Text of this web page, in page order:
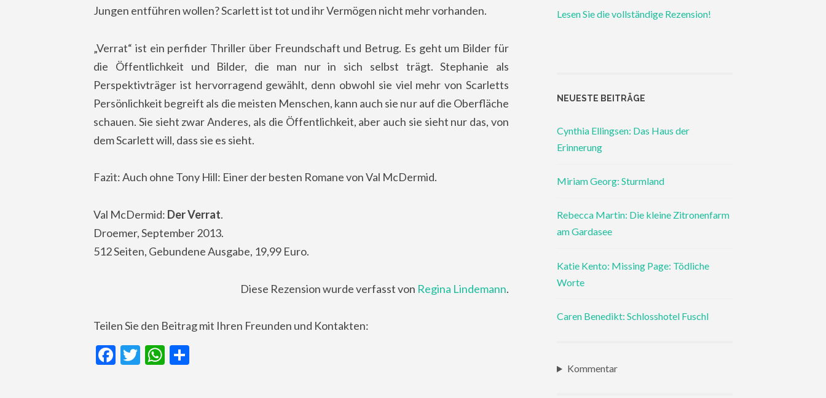
Jungen entführen wollen? Scarlett ist tot und ihr Vermögen nicht mehr vorhanden.
„Verrat“ ist ein perfider Thriller über Freundschaft und Betrug. Es geht um Bilder für
die Öffentlichkeit und Bilder, die man nur in sich selbst trägt. Stephanie als
Perspektivträger ist hervorragend gewählt, denn obwohl sie viel mehr von Scarletts
Persönlichkeit begreift als die meisten Menschen, kann auch sie nur auf die Oberfläche
schauen. Sie sieht zwar Anderes, als die Öffentlichkeit, aber auch sie sieht nur das, von
dem Scarlett will, dass sie es sieht.
Fazit: Auch ohne Tony Hill: Einer der besten Romane von Val McDermid.
Val McDermid: Der Verrat.
Droemer, September 2013.
512 Seiten, Gebundene Ausgabe, 19,99 Euro.
Diese Rezension wurde verfasst von Regina Lindemann.
Teilen Sie den Beitrag mit Ihren Freunden und Kontakten:
Facebook
TwitterWhatsApp
Lesen Sie die vollständige Rezension!
NEUESTE BEITRÄGE
Cynthia Ellingsen: Das Haus der
Erinnerung
Miriam Georg: Sturmland
Rebecca Martin: Die kleine Zitronenfarm
am Gardasee
Katie Kento: Missing Page: Tödliche
Worte
Caren Benedikt: Schlosshotel Fuschl
Kommentar